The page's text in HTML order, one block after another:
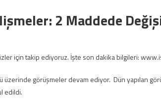
2 Maddede
için takip ediyoruz. İşte son dakika bilgileri:
üzerinde görüşmeler devam ediyor. Dün yapılan
edildi.